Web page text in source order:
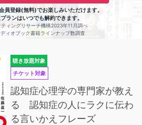
登録(無料)でお楽しみいただけます。
ランはいつでも解約できます。
ィングリサーチ機構2023年11月調べ
ィオブック書籍ラインナップ数調査
聴き放題対象
チケット対象
認知症心理学の専門家が教え
る 認知症の人にラクに伝わ
る言いかえフレーズ